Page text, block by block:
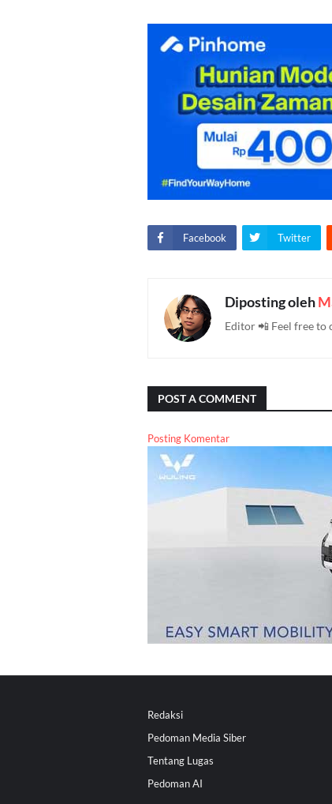
Facebook Twitter
Diposting oleh
Editor 📲 Feel free
POST A COMMENT
Posting Komentar
Redaksi
Pedoman Media Siber
Tentang Lugas
Pedoman AI